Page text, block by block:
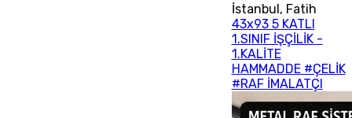
İstanbul, Fatih
43x93 5 KATLI
1.SINIF İŞÇİLİK -
1.KALİTE
HAMMADDE #ÇELİK
#RAF İMALATÇI